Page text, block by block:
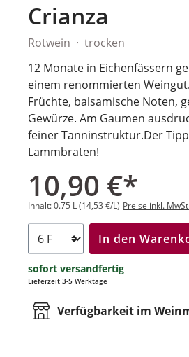
Crianza
Rotwein
trocken
12 Monate in Eichenfässern
einem renommierten
Früchte, balsamische Noten,
Gewürze. Am Gaumen
feiner Tanninstruktur.Der
Lammbraten!
10,90 €*
Inhalt:0.75 L(14,53 €/L) Preise inkl.
In den
sofort versandfertig
Lieferzeit 3-5 Werktage
Verfügbarkeit im